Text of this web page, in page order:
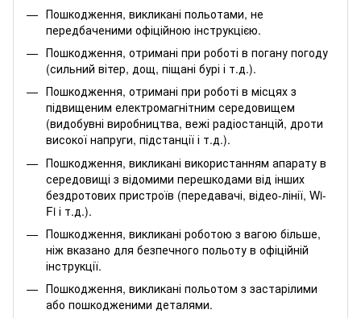
Пошкодження, викликані польотами, не
передбаченими офіційною інструкцією.
Пошкодження, отримані при роботі в погану погоду
(сильний вітер, дощ, піщані бурі і т.д.).
Пошкодження, отримані при роботі в місцях з
підвищеним електромагнітним середовищем
(видобувні виробництва, вежі радіостанцій, дроти
високої напруги, підстанції і т.д.).
Пошкодження, викликані використанням апарату в
середовищі з відомими перешкодами від інших
бездротових пристроїв (передавачі, відео-лінії, Wi-
Fi і т.д.).
Пошкодження, викликані роботою з вагою більше,
ніж вказано для безпечного польоту в офіційній
інструкції.
Пошкодження, викликані польотом з застарілими
або пошкодженими деталями.